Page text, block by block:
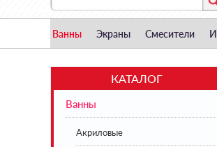
Ванны Экраны Смесители
КАТАЛОГ
Ванны
Акриловые